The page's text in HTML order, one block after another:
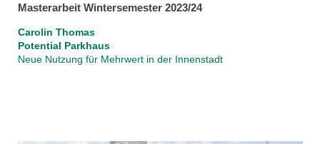
Masterarbeit Wintersemester 2023/24
Carolin Thomas
Potential Parkhaus
Neue Nutzung für Mehrwert in der Innenstadt